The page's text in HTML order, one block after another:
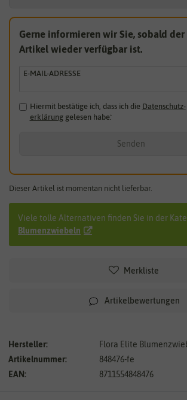
Gerne informieren wir Sie, sobald der
Artikel wieder verfügbar ist.
E-MAIL-ADRESSE
Hiermit bestätige ich, dass ich die Daten­schutz­
erklärunggelesen habe.*
Senden
Dieser Artikel ist momentan nicht lieferbar.
Viele tolle Alternativen finden Sie in der
Blumenzwiebeln
Merkliste
Artikelbewertungen
Hersteller:
Flora Elite
Artikelnummer:
848476-fe
EAN:
8711554848476